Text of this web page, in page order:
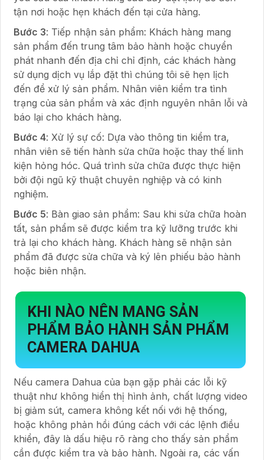
tận nơi hoặc hẹn khách đến tại cửa hàng.
Bước 3: Tiếp nhận sản phẩm: Khách hàng mang
sản phẩm đến trung tâm bảo hành hoặc chuyển
phát nhanh đến địa chỉ chỉ định, các khách hàng
sử dụng dịch vụ lắp đặt thì chúng tôi sẽ hẹn lịch
đến để xử lý sản phẩm. Nhân viên kiểm tra tình
trạng của sản phẩm và xác định nguyên nhân lỗi và
báo lại cho khách hàng.
Bước 4: Xử lý sự cố: Dựa vào thông tin kiểm tra,
nhân viên sẽ tiến hành sửa chữa hoặc thay thế linh
kiện hỏng hóc. Quá trình sửa chữa được thực hiện
bởi đội ngũ kỹ thuật chuyên nghiệp và có kinh
nghiệm.
Bước 5: Bàn giao sản phẩm: Sau khi sửa chữa hoàn
tất, sản phẩm sẽ được kiểm tra kỹ lưỡng trước khi
trả lại cho khách hàng. Khách hàng sẽ nhận sản
phẩm đã được sửa chữa và ký lên phiếu bảo hành
hoặc biên nhận.
KHI NÀO NÊN MANG SẢN
PHẨM BẢO HÀNH SẢN PHẨM
CAMERA DAHUA
Nếu camera Dahua của bạn gặp phải các lỗi kỹ
thuật như không hiển thị hình ảnh, chất lượng video
bị giảm sút, camera không kết nối với hệ thống,
hoặc không phản hồi đúng cách với các lệnh điều
khiển, đây là dấu hiệu rõ ràng cho thấy sản phẩm
cần được kiểm tra và bảo hành. Ngoài ra, các vấn